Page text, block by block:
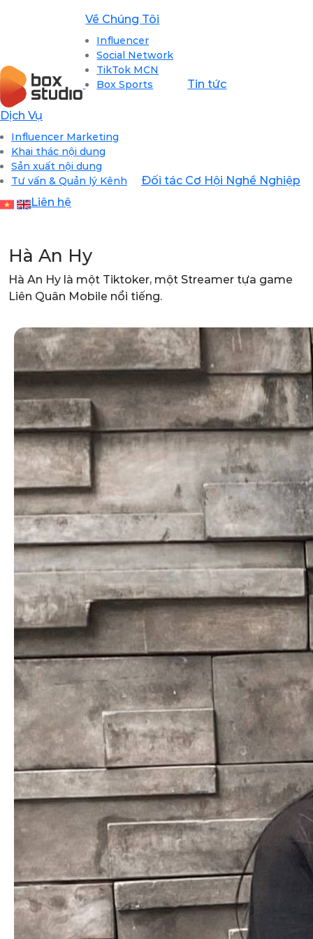
Về Chúng Tôi
Influencer
Social Network
TikTok MCN
Box Sports
Tin tức
Dịch Vụ
Influencer Marketing
Khai thác nội dung
Sản xuất nội dung
Tư vấn & Quản lý Kênh
Đối tác Cơ Hội Nghề Nghiệp
Liên hệ
Hà An Hy
Hà An Hy là một Tiktoker, một Streamer tựa game
Liên Quân Mobile nổi tiếng.